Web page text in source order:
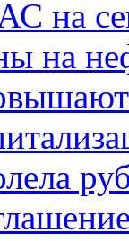
на
на